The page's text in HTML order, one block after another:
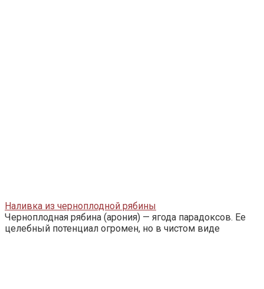
Наливка из черноплодной рябины
Черноплодная рябина (арония) — ягода парадоксов. Ее
целебный потенциал огромен, но в чистом виде